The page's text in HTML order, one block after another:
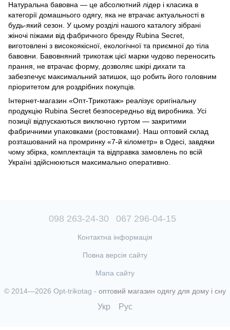
Натуральна бавовна — це абсолютний лідер і класика в
категорії домашнього одягу, яка не втрачає актуальності в
будь-який сезон. У цьому розділі нашого каталогу зібрані
жіночі піжами від фабричного бренду Rubina Secret,
виготовлені з високоякісної, екологічної та приємної до тіла
бавовни. Бавовняний трикотаж цієї марки чудово переносить
прання, не втрачає форму, дозволяє шкірі дихати та
забезпечує максимальний затишок, що робить його головним
пріоритетом для роздрібних покупців.
Інтернет-магазин «Опт-Трикотаж» реалізує оригінальну
продукцію Rubina Secret безпосередньо від виробника. Усі
позиції відпускаються виключно гуртом — закритими
фабричними упаковками (ростовками). Наш оптовий склад
розташований на промринку «7-й кілометр» в Одесі, завдяки
чому збірка, комплектація та відправка замовлень по всій
Україні здійснюються максимально оперативно.
098 263-24-30 067 296-04-15
Контактна інформація
Повна версія сайту
Мапа сайту
© 2014—2026 Opt-trikotag - оптовий магазин одягу для дому і сну
Укр Рус